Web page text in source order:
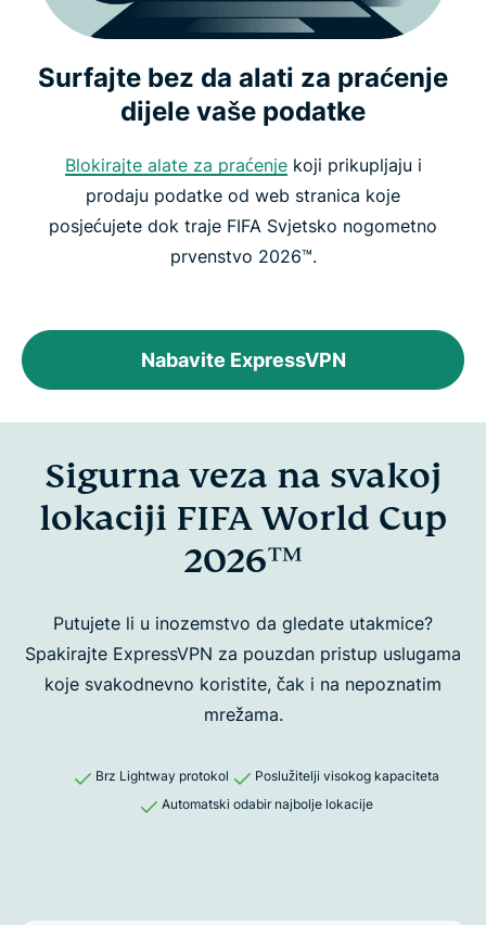
Surfajte bez da alati za praćenje
dijele vaše podatke
Blokirajte alate za praćenjekoji prikupljaju i
prodaju podatke od web stranica koje
posjećujete dok traje FIFA Svjetsko nogometno
prvenstvo 2026™.
Nabavite ExpressVPN
Sigurna veza na svakoj
lokaciji FIFA World Cup
2026™
Putujete li u inozemstvo da gledate utakmice?
Spakirajte ExpressVPN za pouzdan pristup uslugama
koje svakodnevno koristite, čak i na nepoznatim
mrežama.
Brz Lightway protokol
Poslužitelji visokog kapaciteta
Automatski odabir najbolje lokacije